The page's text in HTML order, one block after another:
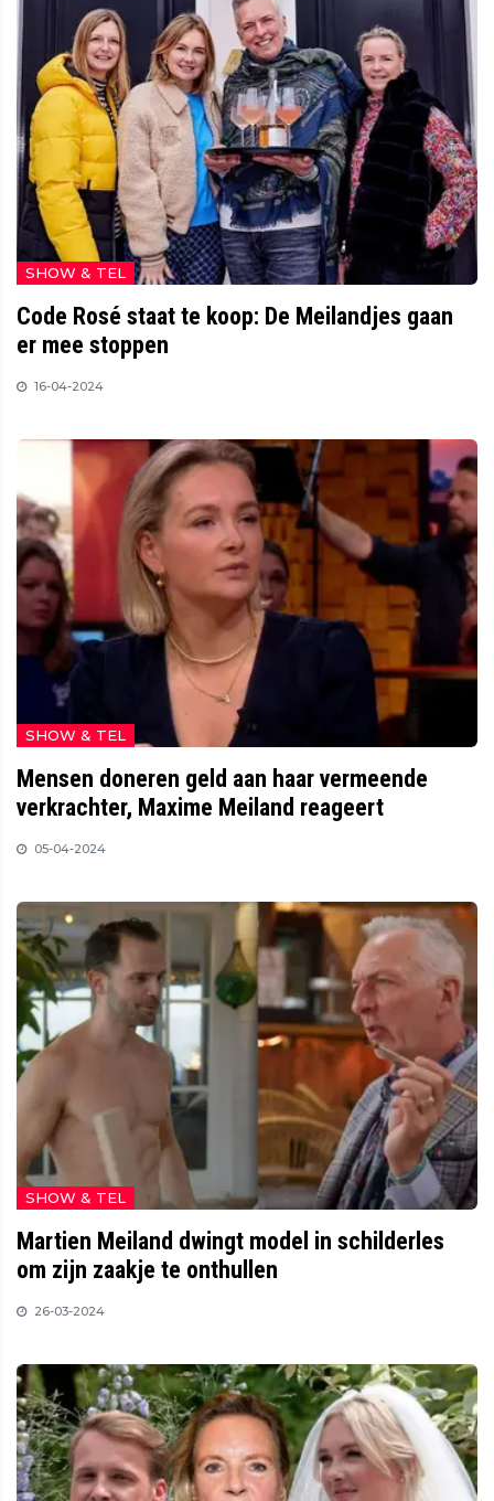
SHOW & TEL
Code Rosé staat te koop: De Meilandjes gaan
er mee stoppen
16-04-2024
SHOW & TEL
Mensen doneren geld aan haar vermeende
verkrachter, Maxime Meiland reageert
05-04-2024
SHOW & TEL
Martien Meiland dwingt model in schilderles
om zijn zaakje te onthullen
26-03-2024